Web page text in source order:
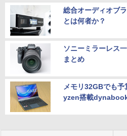
総合オーディオブ
とは何者か？
ソニーミラーレス
まとめ
メモリ32GBでも
yzen搭載